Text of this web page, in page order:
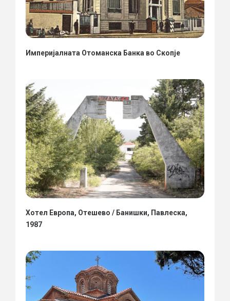
Империјалната Отоманска Банка во Скопје
Хотел Европа, Отешево / Банишки, Павлеска,
1987